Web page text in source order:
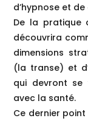
d’hypnose et
De la pratique
découvrira
dimensions
(la transe) et
qui devront se
avec la santé.
Ce dernier